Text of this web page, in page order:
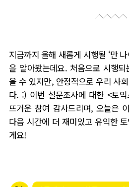
지금까지 올해 새롭게 시행될 ‘만
을 알아봤는데요. 처음으로 시행
을 수 있지만, 안정적으로 우리 사
다. :) 이번 설문조사에 대한 <토익
뜨거운 참여 감사드리며, 오늘은
다음 시간에 더 재미있고 유익한
게요!